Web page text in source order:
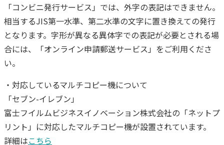
「コンビニ発行サービス」では、外字の表記はできません。
相当するJIS第一水準、第二水準の文字に置き換えての発行
となります。字形が異なる異体字での表記が必要とされる場
合には、「オンライン申請郵送サービス」をご利用くださ
い。
・対応しているマルチコピー機について
「セブン-イレブン」
富士フイルムビジネスイノベーション株式会社の「ネットプ
リント」に対応したマルチコピー機が設置されています。
詳細はこちら